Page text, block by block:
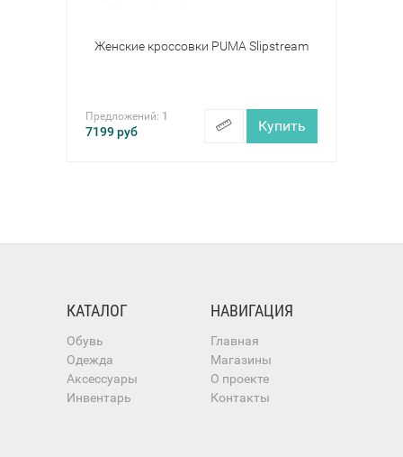
Женские кроссовки PUMA Slipstream
Предложений: 1
7199руб Купить
КАТАЛОГ
Обувь
Одежда
Аксессуары
Инвентарь
НАВИГАЦИЯ
Главная
Магазины
О проекте
Контакты